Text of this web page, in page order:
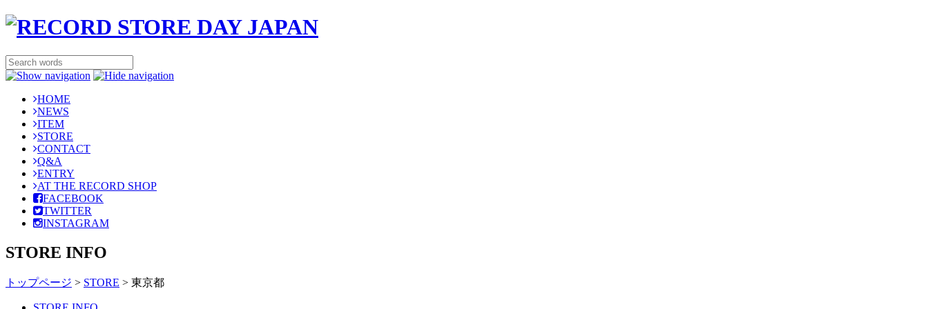
HOME
NEWS
ITEM
STORE
CONTACT
Q&A
ENTRY
AT THE RECORD SHOP
FACEBOOK
TWITTER
INSTAGRAM
STORE INFO
トップページ > STORE > 東京都